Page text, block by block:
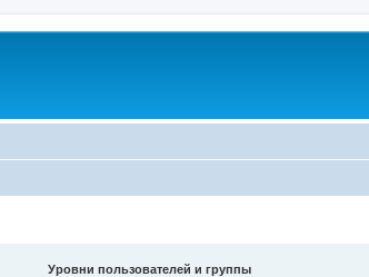
Уровни пользователей и группы